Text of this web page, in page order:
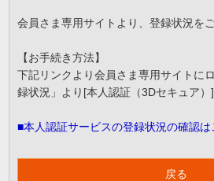
会員さま専用サイトより、登録状況を
【お手続き方法】
下記リンクより会員さま専用サイトに
録状況」より[本人認証（3Dセキュア）]
■本人認証サービスの登録状況の確認は
戻る